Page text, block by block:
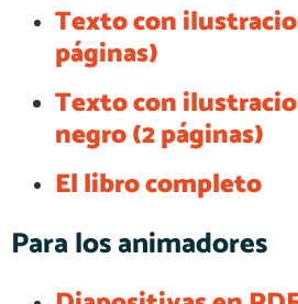
Texto con
páginas)
Texto con
negro (2 páginas)
El libro completo
Para los animadores